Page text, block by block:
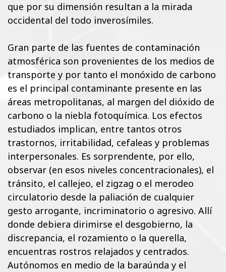
que por su dimensión resultan a la mirada
occidental del todo inverosímiles.
Gran parte de las fuentes de contaminación
atmosférica son provenientes de los medios de
transporte y por tanto el monóxido de carbono
es el principal contaminante presente en las
áreas metropolitanas, al margen del dióxido de
carbono o la niebla fotoquímica. Los efectos
estudiados implican, entre tantos otros
trastornos, irritabilidad, cefaleas y problemas
interpersonales. Es sorprendente, por ello,
observar (en esos niveles concentracionales), el
tránsito, el callejeo, el zigzag o el merodeo
circulatorio desde la paliación de cualquier
gesto arrogante, incriminatorio o agresivo. Allí
donde debiera dirimirse el desgobierno, la
discrepancia, el rozamiento o la querella,
encuentras rostros relajados y centrados.
Autónomos en medio de la baraúnda y el